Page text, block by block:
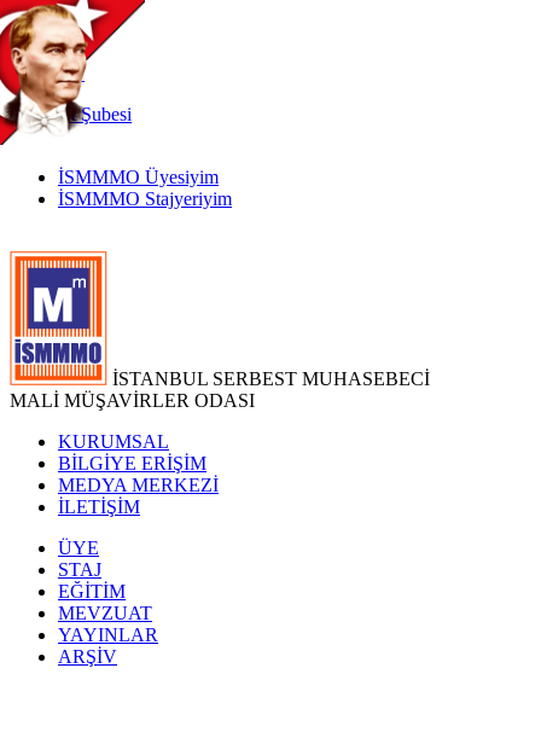
TR
|
EN
İnternetŞubesi
İSMMMO Üyesiyim
İSMMMO Stajyeriyim
İSTANBUL SERBEST MUHASEBECİ
MALİ MÜŞAVİRLER ODASI
KURUMSAL
BİLGİYE ERİŞİM
MEDYA MERKEZİ
İLETİŞİM
ÜYE
STAJ
EĞİTİM
MEVZUAT
YAYINLAR
ARŞİV